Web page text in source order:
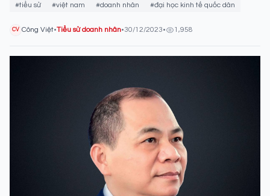
#tiểu sử #việt nam #doanh nhân #đại học kinh tế quốc dân
CV Công Việt•Tiểu sử doanh nhân•30/12/2023• 1,958